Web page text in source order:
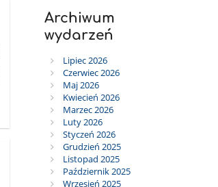
Archiwum
wydarzeń
Lipiec 2026
Czerwiec 2026
Maj 2026
Kwiecień 2026
Marzec 2026
Luty 2026
Styczeń 2026
Grudzień 2025
Listopad 2025
Październik 2025
Wrzesień 2025